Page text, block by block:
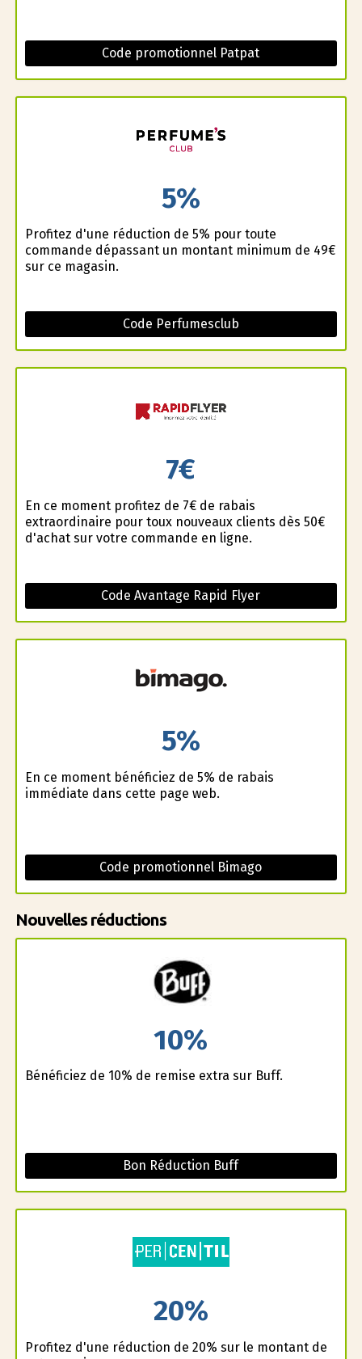
Code promotionnel Patpat
5%
Profitez d'une réduction de 5% pour toute
commande dépassant un montant minimum de 49€
sur ce magasin.
Code Perfumesclub
7€
En ce moment profitez de 7€ de rabais
extraordinaire pour toux nouveaux clients dès 50€
d'achat sur votre commande en ligne.
Code Avantage Rapid Flyer
5%
En ce moment bénéficiez de 5% de rabais
immédiate dans cette page web.
Code promotionnel Bimago
Nouvelles réductions
10%
Bénéficiez de 10% de remise extra sur Buff.
Bon Réduction Buff
20%
Profitez d'une réduction de 20% sur le montant de